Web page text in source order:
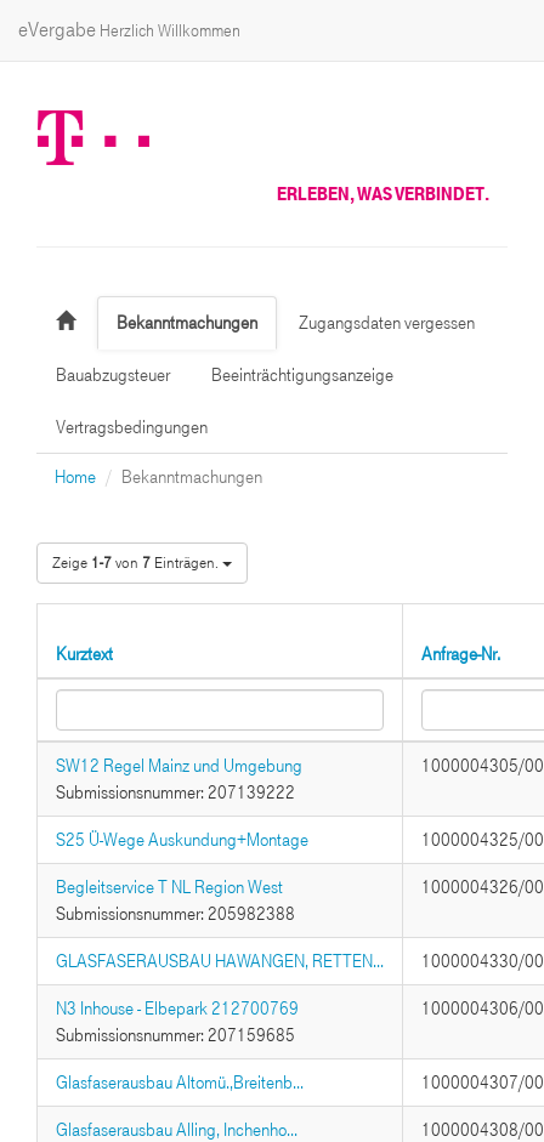
eVergabe Herzlich Willkommen
ERLEBEN, WAS VERBINDET.
Bekanntmachungen Zugangsdaten vergessen
Bauabzugsteuer Beeinträchtigungsanzeige
Vertragsbedingungen
Home Bekanntmachungen
Zeige 1-7von 7 Einträgen.
Kurztext Anfrage-Nr.
SW12 Regel Mainz und Umgebung
Submissionsnummer: 207139222
1000004305/
S25 Ü-Wege Auskundung+Montage 1000004325/
Begleitservice T NL Region West
Submissionsnummer: 205982388
1000004326/
GLASFASERAUSBAU HAWANGEN, RETTEN... 1000004330/
N3 Inhouse - Elbepark 212700769
Submissionsnummer: 207159685
1000004306/
Glasfaserausbau Altomü.,Breitenb... 1000004307/
Glasfaserausbau Alling, Inchenho... 1000004308/